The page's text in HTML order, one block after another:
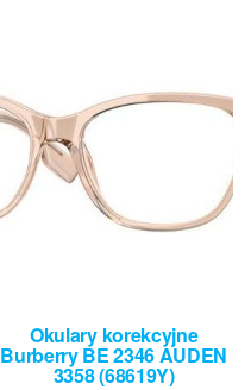
Okulary korekcyjne
Burberry BE 2346 AUDEN
3358 (68619Y)